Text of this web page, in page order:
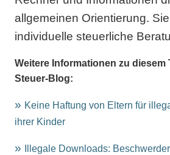
allgemeinen Orientierung.
individuelle steuerliche
Weitere Informationen zu diesem
Steuer-Blog:
Keine Haftung von Eltern für
ihrer Kinder
Illegale Downloads: